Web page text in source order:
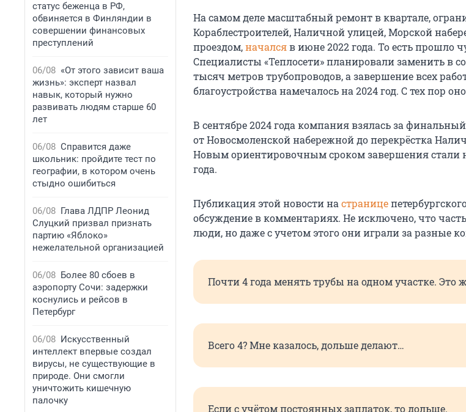
статус беженца в РФ,
обвиняется в Финляндии в
совершении финансовых
преступлений
06/08 «От этого зависит ваша
жизнь»: эксперт назвал
навык, который нужно
развивать людям старше 60
лет
06/08 Справится даже
школьник: пройдите тест по
географии, в котором очень
стыдно ошибиться
06/08 Глава ЛДПР Леонид
Слуцкий призвал признать
партию «Яблоко»
нежелательной организацией
06/08 Более 80 сбоев в
аэропорту Сочи: задержки
коснулись и рейсов в
Петербург
06/08 Искусственный
интеллект впервые создал
вирусы, не существующие в
природе. Они смогли
уничтожить кишечную
палочку
На самом деле масштабный ремонт в квартале,
Кораблестроителей, Наличной улицей, Морской
проездом,началсяв июне 2022 года. То есть прошло
Специалисты «Теплосети» планировали заменить в
тысяч метров трубопроводов, а завершение всех
благоустройства намечалось на 2024 год. С тех пор
В сентябре 2024 года компания взялась за
от Новосмоленской набережной до перекрёстка
Новым ориентировочным сроком завершения стали
года.
Публикация этой новости на странице
обсуждение в комментариях. Не исключено, что
люди, но даже с учетом этого они играли за разные
Почти 4 года менять трубы на одном участке. Это
Всего 4? Мне казалось, дольше делают…
Если с учётом постоянных заплаток, то дольше.